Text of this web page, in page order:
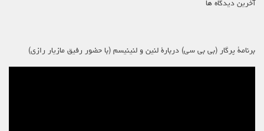
آخرین دیدگاه ها
برنامۀ پرگار (بی بی سی) دربارۀ لنین و لنینیسم (با حضور رفیق مازیار رازی)